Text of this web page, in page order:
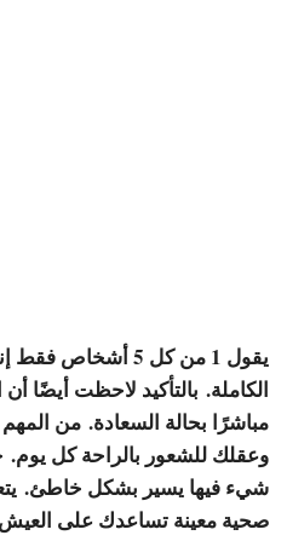
يقول 1 من كل 5 أشخاص فقط إنهم يشعرون
الكاملة. بالتأكيد لاحظت أيضًا
مباشرًا بحالة السعادة. من المهم
وعقلك للشعور بالراحة كل يوم.
شيء فيها يسير بشكل خاطئ.
صحية معينة تساعدك على